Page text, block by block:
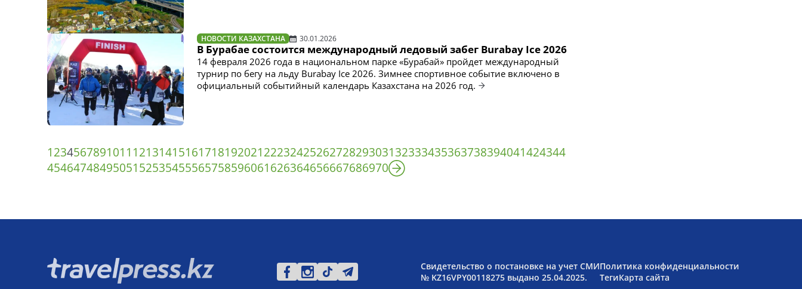
НОВОСТИ КАЗАХСТАНА 30.01.2026
В Бурабае состоится международный ледовый забег Burabay Ice 2026
14 февраля 2026 года в национальном парке «Бурабай» пройдет международный
турнир по бегу на льду Burabay Ice 2026. Зимнее спортивное событие включено в
официальный событийный календарь Казахстана на 2026 год.
1234567891011 121314151617181920212223242526272829303132333435363738394041424344
4546474849505152535455565758596061626364656667686970
Свидетельство о постановке на учет СМИ
№ KZ16VPY00118275 выдано 25.04.2025.
Политика конфиденциальности
ТегиКарта сайта